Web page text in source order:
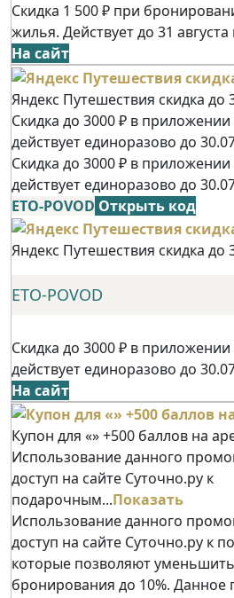
Скидка 1 500 ₽ при
жилья. Действует до 31
На сайт
Яндекс Путешествия скидка до
Скидка до 3000 ₽ в
действует единоразово до
Скидка до 3000 ₽ в
действует единоразово до
ETO-POVOD Открыть код
Яндекс Путешествия скидка до
ETO-POVOD
Скидка до 3000 ₽ в
действует единоразово до
На сайт
Купон для «» +500 баллов на
Использование данного
доступ на сайте Суточно.ру к
подарочным...Показать
Использование данного
доступ на сайте Суточно.ру к
которые позволяют
бронирования до 10%. Данное